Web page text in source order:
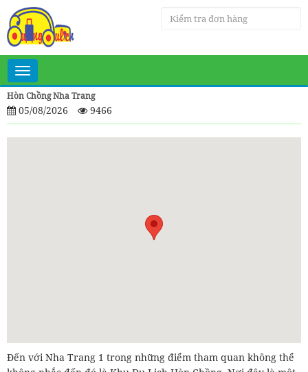
Toggle
navigation
Hòn Chồng Nha Trang
05/08/2026 9466
Đến với Nha Trang 1 trong những điểm tham quan không thể